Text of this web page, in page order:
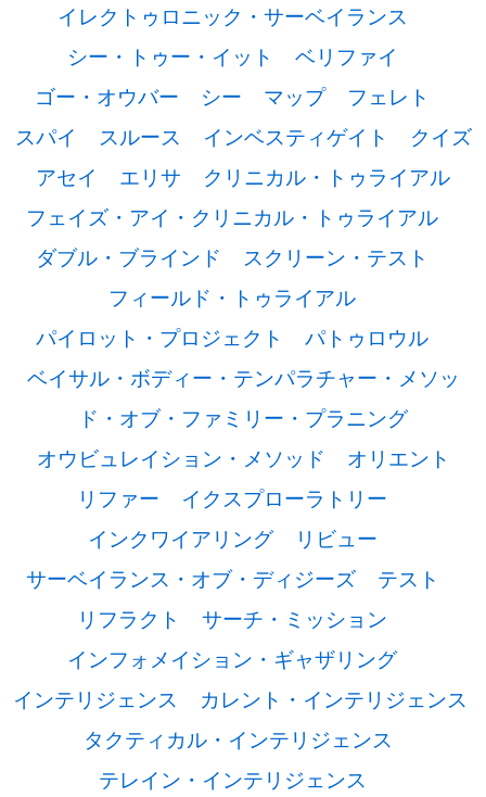
イレクトゥロニック・サーベイランス
シー・トゥー・イット
ベリファイ
ゴー・オウバー
シー マップ
フェレト
スパイ
スルース インベスティゲイト
クイズ
アセイ
エリサ
クリニカル・トゥライアル
フェイズ・アイ・クリニカル・トゥライアル
ダブル・ブラインド
スクリーン・テスト
フィールド・トゥライアル
パイロット・プロジェクト
パトゥロウル
ベイサル・ボディー・テンパラチャー・メソッ
ド・オブ・ファミリー・プラニング
オウビュレイション・メソッド
オリエント
リファー
イクスプローラトリー
インクワイアリング
リビュー
サーベイランス・オブ・ディジーズ
テスト
リフラクト
サーチ・ミッション
インフォメイション・ギャザリング
インテリジェンス
カレント・インテリジェンス
タクティカル・インテリジェンス
テレイン・インテリジェンス